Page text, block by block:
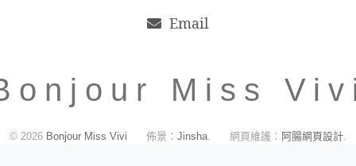
Email
Miss
© 2026 Bonjour Miss Vivi 佈景： Jinsha. 網頁維護： 阿腸網頁設計.